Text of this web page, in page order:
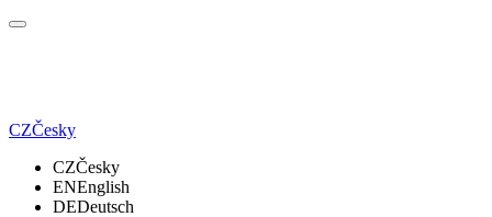
CZČesky
CZČesky
ENEnglish
DEDeutsch